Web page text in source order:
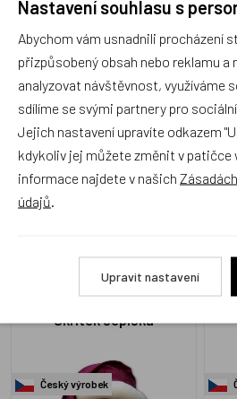
Manager 28cm
Český výrobek
N1704
Skřítek čepička
Český výrobek
Nastavení souhlasu s
Abychom vám usnadnili procházení
přizpůsobený obsah nebo reklamu a
analyzovat návštěvnost, využíváme
sdílíme se svými partnery pro
Jejich nastavení upravíte odkazem
kdykoliv jej můžete změnit v patičce
informace najdete v našich
údajů
Upravit nastavení